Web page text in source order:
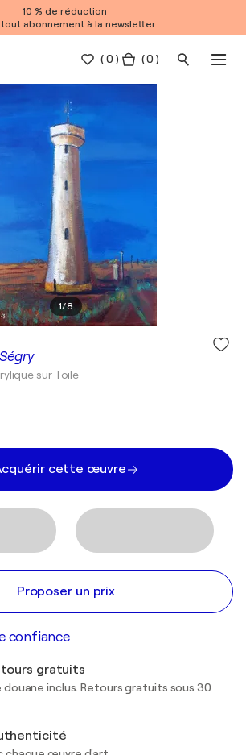
10 % de réduction
abonnement à la newsletter
(0 ) ( 0 )
1/8
sur Toile
cette œuvre
Proposer un prix
confiance
gratuits
inclus. Retours gratuits sous 30